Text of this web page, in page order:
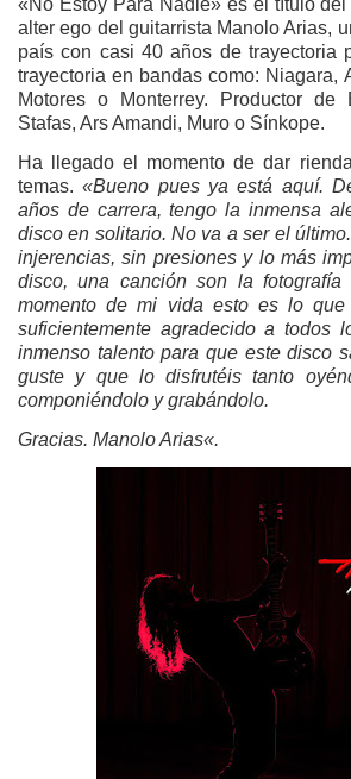
«No Estoy Para Nadie» es el título
alter ego del guitarrista Manolo Arias,
país con casi 40 años de trayectoria
trayectoria en bandas como: Niagara,
Motores o Monterrey. Productor de
Stafas, Ars Amandi, Muro o Sínkope.
Ha llegado el momento de dar
temas.«Bueno pues ya está aquí.
años de carrera, tengo la inmensa
disco en solitario. No va a ser el
injerencias, sin presiones y lo más
disco, una canción son la
momento de mi vida esto es lo
suficientemente agradecido a todos
inmenso talento para que este disco
guste y que lo disfrutéis tanto
componiéndolo y grabándolo.
Gracias. Manolo Arias«.